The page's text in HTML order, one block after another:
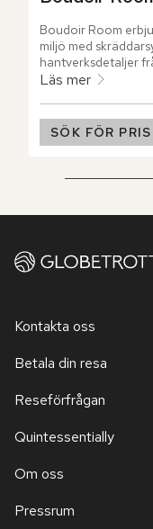
Boudoir Room
miljö med
hantverksdetaljer
Läs mer
SÖK FÖR
Kontakta oss
Betala din resa
Reseförfrågan
Quintessentially
Om oss
Pressrum